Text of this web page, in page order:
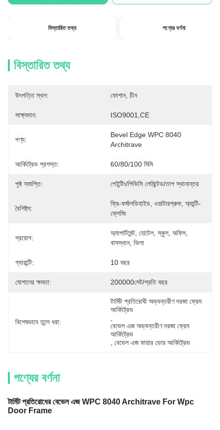
বিস্তারিত তথ্য পণ্যের বর্ণনা
বিস্তারিত তথ্য
উৎপত্তি স্থল: ফোশান, চীন
সাক্ষ্যদান: ISO9001,CE
পণ্য:
Bevel Edge WPC 8040
Architrave
আর্কিট্রেভ প্রশস্ত: 60/80/100 মিমি
পৃষ্ঠ সমাপ্তি: পেইন্টিং/পিভিসি লেমিন্টেড/তাপ স্থানান্তর
বৈশিষ্ট্য:
ফ্রি-ফর্মালডিহাইড, ওয়াটারপ্রুফ, অ্যান্টি-
ফ্লেমিং
প্রয়োগ:
অ্যাপার্টমেন্ট, হোটেল, স্কুল, অফিস,
বাসস্থান, ভিলা
গ্যারান্টি: 10 বছর
যোগানের ক্ষমতা: 200000সেট/প্রতি বছর
বিশেষভাবে তুলে ধরা:
টার্মিট প্রতিরোধী অভ্যন্তরীণ দরজা ফ্রেম
আর্কিট্রেভ
বেভেল এজ অভ্যন্তরীণ দরজা ফ্রেম
আর্কিট্রেভ
বেভেল এজ ফায়ার ডোর আর্কিট্রেভ
পণ্যের বর্ণনা
টার্মিট প্রতিরোধের বেভেল এজ WPC 8040 Architrave For Wpc
Door Frame